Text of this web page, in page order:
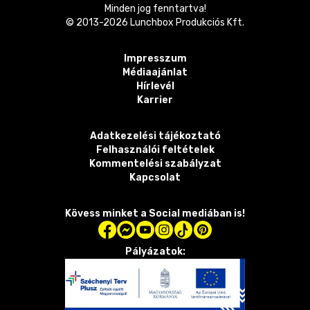
Minden jog fenntartva!
© 2013-2026 Lunchbox Produkciós Kft.
Impresszum
Médiaajánlat
Hírlevél
Karrier
Adatkezelési tájékoztató
Felhasználói feltételek
Kommentelési szabályzat
Kapcsolat
Kövess minket a Social mediában is!
Pályázatok: